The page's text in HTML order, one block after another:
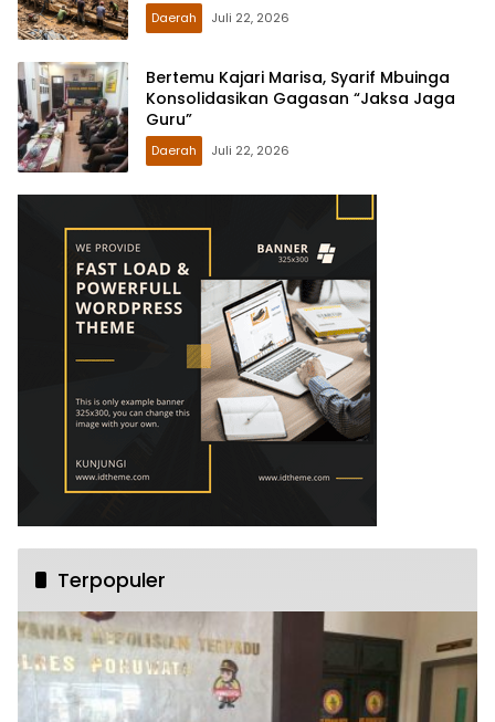
Daerah Juli 22, 2026
Bertemu Kajari Marisa, Syarif Mbuinga
Konsolidasikan Gagasan “Jaksa Jaga
Guru”
Daerah Juli 22, 2026
Terpopuler